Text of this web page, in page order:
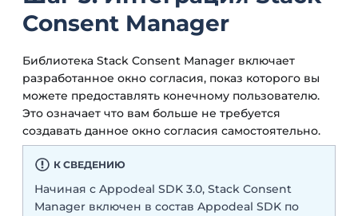
Consent Manager
Библиотека Stack Consent Manager включает
разработанное окно согласия, показ которого вы
можете предоставлять конечному пользователю.
Это означает что вам больше не требуется
создавать данное окно согласия самостоятельно.
К СВЕДЕНИЮ
Начиная с Appodeal SDK 3.0, Stack Consent
Manager включен в состав Appodeal SDK по